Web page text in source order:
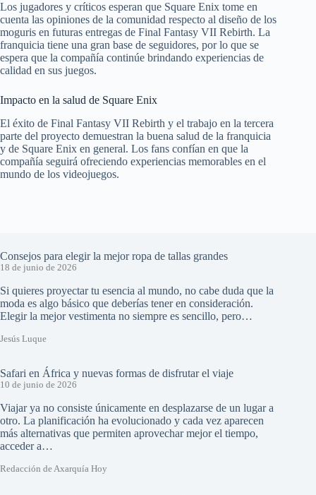
Los jugadores y críticos esperan que Square Enix tome en
cuenta las opiniones de la comunidad respecto al diseño de los
moguris en futuras entregas de Final Fantasy VII Rebirth. La
franquicia tiene una gran base de seguidores, por lo que se
espera que la compañía continúe brindando experiencias de
calidad en sus juegos.
Impacto en la salud de Square Enix
El éxito de Final Fantasy VII Rebirth y el trabajo en la tercera
parte del proyecto demuestran la buena salud de la franquicia
y de Square Enix en general. Los fans confían en que la
compañía seguirá ofreciendo experiencias memorables en el
mundo de los videojuegos.
Consejos para elegir la mejor ropa de tallas grandes
18 de junio de 2026
Si quieres proyectar tu esencia al mundo, no cabe duda que la
moda es algo básico que deberías tener en consideración.
Elegir la mejor vestimenta no siempre es sencillo, pero…
Jesús Luque
Safari en África y nuevas formas de disfrutar el viaje
10 de junio de 2026
Viajar ya no consiste únicamente en desplazarse de un lugar a
otro. La planificación ha evolucionado y cada vez aparecen
más alternativas que permiten aprovechar mejor el tiempo,
acceder a…
Redacción de Axarquía Hoy